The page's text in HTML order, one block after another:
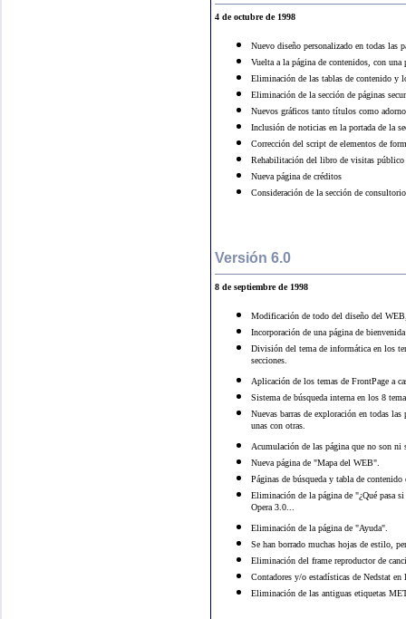
4 de octubre de 1998
Nuevo diseño personalizado en todas las
Vuelta a la página de contenidos, con
Eliminación de las tablas de contenido y
Eliminación de la sección de páginas
Nuevos gráficos tanto títulos como
Inclusión de noticias en la portada de la
Corrección del script de elementos de
Rehabilitación del libro de visitas público
Nueva página de créditos
Consideración de la sección de
Versión 6.0
8 de septiembre de 1998
Modificación de todo del diseño del
Incorporación de una página de
División del tema de informática en los
secciones.
Aplicación de los temas de FrontPage a
Sistema de búsqueda interna en los 8
Nuevas barras de exploración en todas
unas con otras.
Acumulación de las página que no son ni
Nueva página de "Mapa del WEB".
Páginas de búsqueda y tabla de
Eliminación de la página de "¿Qué pasa
Opera 3.0...
Eliminación de la página de "Ayuda".
Se han borrado muchas hojas de estilo,
Eliminación del frame reproductor de
Contadores y/o estadísticas de Nedstat
Eliminación de las antiguas etiquetas